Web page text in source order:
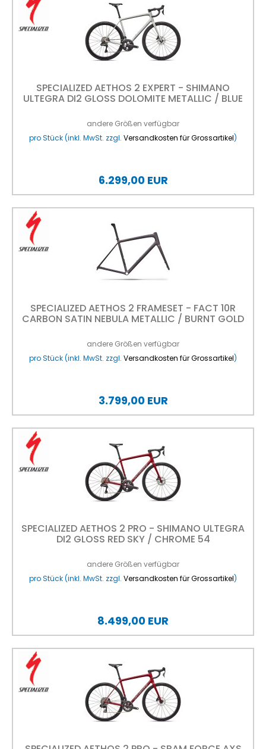
SPECIALIZED AETHOS 2 EXPERT - SHIMANO
ULTEGRA DI2 GLOSS DOLOMITE METALLIC / BLUE
andere Größen verfügbar
pro Stück (inkl. MwSt. zzgl. Versandkosten für Grossartikel)
6.299,00 EUR
SPECIALIZED AETHOS 2 FRAMESET - FACT 10R
CARBON SATIN NEBULA METALLIC / BURNT GOLD
andere Größen verfügbar
pro Stück (inkl. MwSt. zzgl. Versandkosten für Grossartikel)
3.799,00 EUR
SPECIALIZED AETHOS 2 PRO - SHIMANO ULTEGRA
DI2 GLOSS RED SKY / CHROME 54
andere Größen verfügbar
pro Stück (inkl. MwSt. zzgl. Versandkosten für Grossartikel)
8.499,00 EUR